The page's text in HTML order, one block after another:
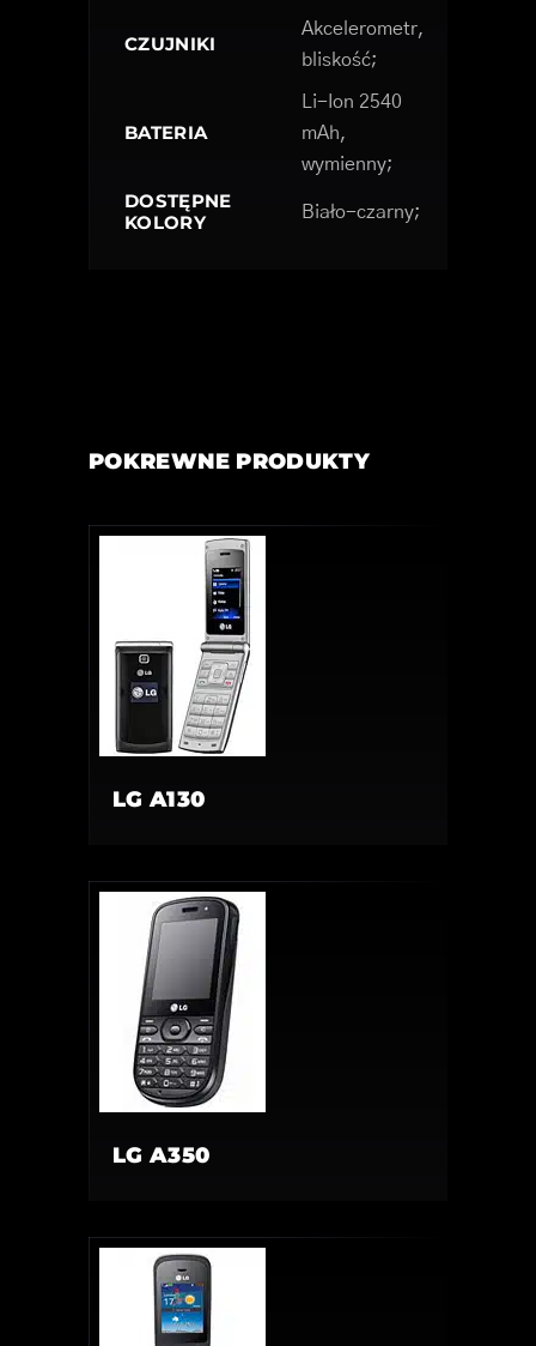
CZUJNIKI
Akcelerometr,
bliskość;
BATERIA
Li-Ion 2540
mAh,
wymienny;
DOSTĘPNE
KOLORY
Biało-czarny;
POKREWNE PRODUKTY
LG A130
LG A350